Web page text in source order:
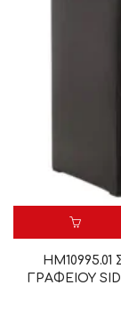
ΓΡΑΦΕΙΟΥ